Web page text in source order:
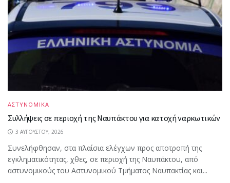
ΑΣΤΥΝΟΜΙΚΑ
Συλλήψεις σε περιοχή της Ναυπάκτου για κατοχή ναρκωτικών
3 ΑΥΓΟΎΣΤΟΥ, 2026
Συνελήφθησαν, στα πλαίσια ελέγχων προς αποτροπή της
εγκληματικότητας, χθες, σε περιοχή της Ναυπάκτου, από
αστυνομικούς του Αστυνομικού Τμήματος Ναυπακτίας και...